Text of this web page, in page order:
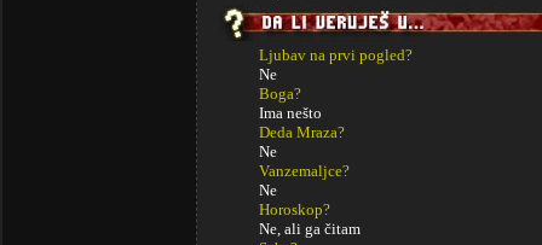
Ljubav na prvi pogled?
Ne
Boga?
Ima nešto
Deda Mraza?
Ne
Vanzemaljce?
Ne
Horoskop?
Ne, ali ga čitam